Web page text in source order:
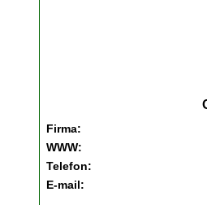
Firma:
WWW:
Telefon:
E-mail: